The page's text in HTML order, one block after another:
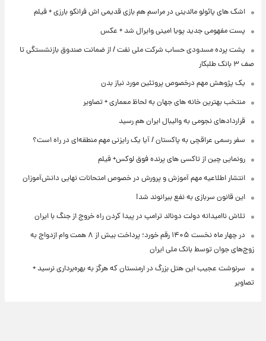
اشک های پائولو مالدینی در مراسم هم بازی قدیمی اش فرانکو بارزی + فیلم
پست مفهومی جدید پویا امینی وایرال شد + عکس
پشت پرده‌ مسدودی حساب شرکت ملی نفت / از ضمانت صندوق بازنشستگی تا
صف ۳ بانک طلبکار
یک پژوهش مهم درخصوص پروتئین مورد نیاز بدن
منتخب بهترین خانه های جهان به لحاظ معماری + تصاویر
قراردادهای نجومی به والیبال ایران هم رسید
سفر رسمی عراقچی به پاکستان / آیا یک رایزنی مهم منطقه‌ای در راه است؟
رونمایی چین از تاکسی های پرنده فوق لوکس+ فیلم
انتشار اطلاعیه مهم آموزش و پرورش در خصوص امتحانات نهایی دانش‌آموزان
این قانون سربازی به نفع بیرانوند شد!
تلاش ناامیدانه‌ دولت دونالد ترامپ در پیدا کردن راه خروج از جنگ با ایران
در چهار ماه نخست ۱۴۰۵ رقم خورد؛ پرداخت بیش از ۸ همت وام ازدواج به
زوج‌های جوان توسط بانک ملی ایران
سرنوشت عجیب این هتل بزرگ در ارمنستان که هرگز به بهره‌برداری نرسید +
تصاویر